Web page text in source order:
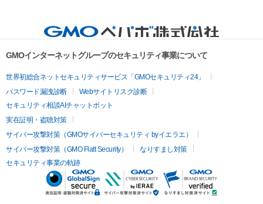
GMOインターネットグループのセキュリティ事業について
世界初総合ネットセキュリティサービス「GMOセキュリティ24」
パスワード漏洩診断
Webサイトリスク診断
セキュリティ相談AIチャットボット
実在証明・盗聴対策
サイバー攻撃対策（GMOサイバーセキュリティ byイエラエ）
サイバー攻撃対策（GMO Flatt Security）
なりすまし対策
セキュリティ事業の軌跡